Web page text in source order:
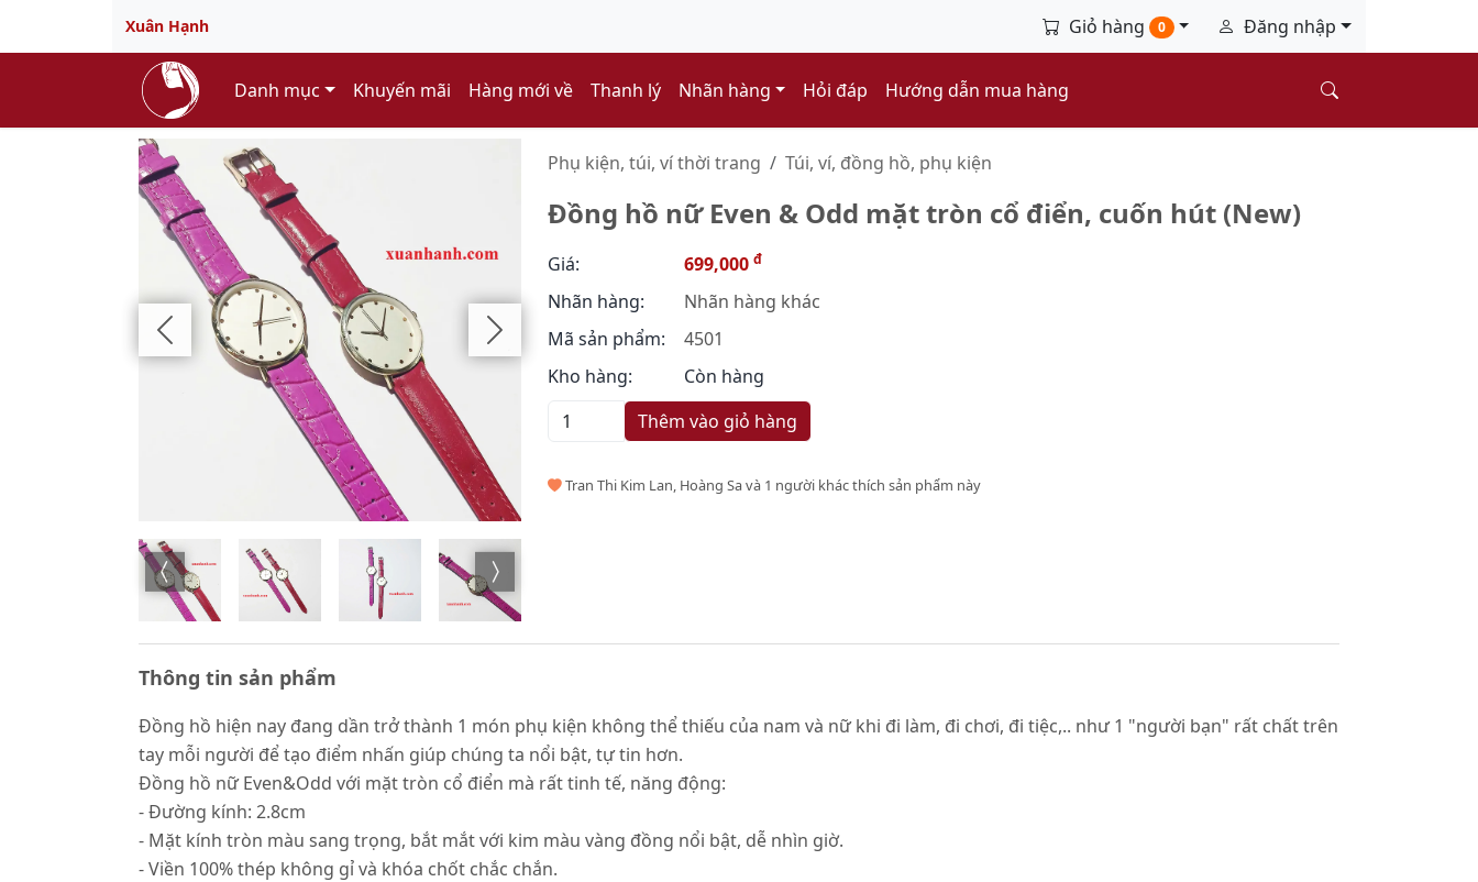
Xuân Hạnh Giỏ hàng 0 Đăng nhập
Danh mục Khuyến mãi Hàng mới về Thanh lý Nhãn hàng Hỏi đáp Hướng dẫn mua hàng
Phụ kiện, túi, ví thời trang Túi, ví, đồng hồ, phụ kiện
Đồng hồ nữ Even & Odd mặt tròn cổ điển, cuốn hút (New)
Giá: 699,000 đ
Nhãn hàng:
Nhãn hàng khác
Mã sản phẩm:
4501
Kho hàng:
Còn hàng
Thêm vào giỏ hàng
Tran Thi Kim Lan, Hoàng Sa và 1 người khác thích sản phẩm này
Thông tin sản phẩm
Đồng hồ hiện nay đang dần trở thành 1 món phụ kiện không thể thiếu của nam và nữ khi đi làm, đi chơi, đi tiệc,.. như 1 "người bạn" rất chất trên
tay mỗi người để tạo điểm nhấn giúp chúng ta nổi bật, tự tin hơn.
Đồng hồ nữ Even&Odd với mặt tròn cổ điển mà rất tinh tế, năng động:
- Đường kính: 2.8cm
- Mặt kính tròn màu sang trọng, bắt mắt với kim màu vàng đồng nổi bật, dễ nhìn giờ.
- Viền 100% thép không gỉ và khóa chốt chắc chắn.